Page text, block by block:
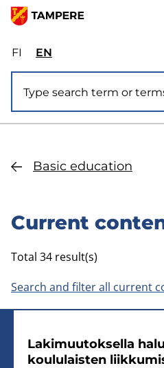
Skip
main
content
FIValitse
sivuston
kieli:
suomi
ENSelect
site
language:
Basic education
Current
Total 34 result(s)
Search and filter all current
Lakimuutoksella
koululaisten